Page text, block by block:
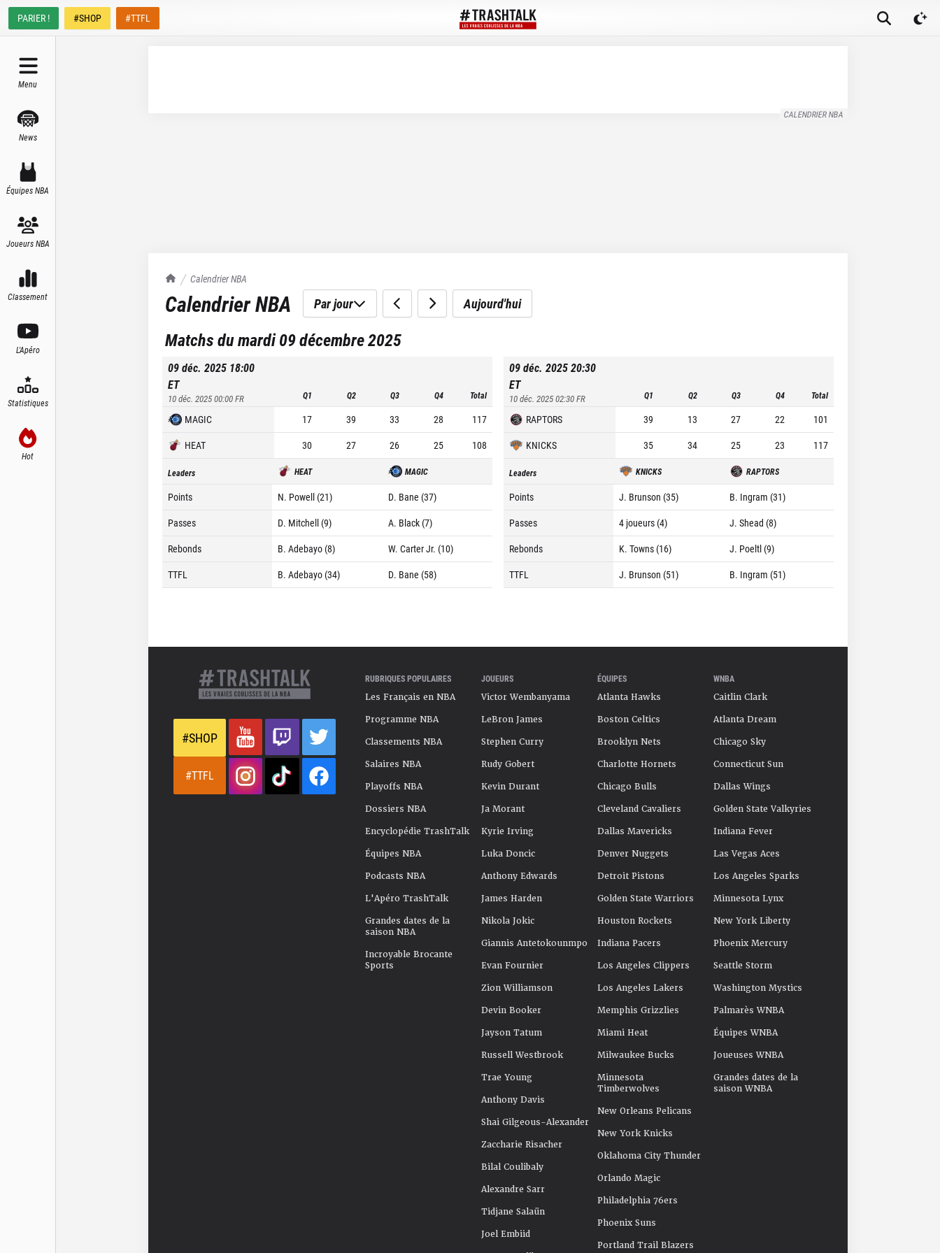
PARIER ! #SHOP #TTFL
Menu
News
Équipes NBA
Joueurs NBA
Classement
L'Apéro
Statistiques
Hot
CALENDRIER NBA
TrashTalk Actu NBA
Calendrier NBA
Calendrier NBA Par jour Aujourd'hui
Matchs du mardi 09 décembre 2025
09 déc. 2025 18:00
ET
10 déc. 2025 00:00FR Q1 Q2 Q3 Q4 Total
MAGIC 17 39 33 28
117
HEAT
30 27 26 25 108
Leaders HEAT MAGIC
Points N. Powell (21)
D. Bane (37)
Passes
D. Mitchell (9)
A. Black (7)
Rebonds
B. Adebayo (8)
W. Carter Jr. (10)
TTFL
B. Adebayo (34) D. Bane (58)
09 déc. 2025 20:30
ET
10 déc. 2025 02:30FR Q1 Q2 Q3 Q4 Total
RAPTORS 39 13 27 22
101
KNICKS
35 34 25 23 117
Leaders KNICKS RAPTORS
Points J. Brunson (35)
B. Ingram (31)
Passes
4 joueurs (4)
J. Shead (8)
Rebonds
K. Towns (16)
J. Poeltl (9)
TTFL
J. Brunson (51) B. Ingram (51)
#SHOP
#TTFL
RUBRIQUES POPULAIRES
Les Français en NBA
Programme NBA
Classements NBA
Salaires NBA
Playoffs NBA
Dossiers NBA
Encyclopédie TrashTalk
Équipes NBA
Podcasts NBA
L'Apéro TrashTalk
Grandes dates de la
saison NBA
Incroyable Brocante
Sports
JOUEURS
Victor Wembanyama
LeBron James
Stephen Curry
Rudy Gobert
Kevin Durant
Ja Morant
Kyrie Irving
Luka Doncic
Anthony Edwards
James Harden
Nikola Jokic
Giannis Antetokounmpo
Evan Fournier
Zion Williamson
Devin Booker
Jayson Tatum
Russell Westbrook
Trae Young
Anthony Davis
Shai Gilgeous-Alexander
Zaccharie Risacher
Bilal Coulibaly
Alexandre Sarr
Tidjane Salaün
Joel Embiid
ÉQUIPES
Atlanta Hawks
Boston Celtics
Brooklyn Nets
Charlotte Hornets
Chicago Bulls
Cleveland Cavaliers
Dallas Mavericks
Denver Nuggets
Detroit Pistons
Golden State Warriors
Houston Rockets
Indiana Pacers
Los Angeles Clippers
Los Angeles Lakers
Memphis Grizzlies
Miami Heat
Milwaukee Bucks
Minnesota
Timberwolves
New Orleans Pelicans
New York Knicks
Oklahoma City Thunder
Orlando Magic
Philadelphia 76ers
Phoenix Suns
Portland Trail Blazers
WNBA
Caitlin Clark
Atlanta Dream
Chicago Sky
Connecticut Sun
Dallas Wings
Golden State Valkyries
Indiana Fever
Las Vegas Aces
Los Angeles Sparks
Minnesota Lynx
New York Liberty
Phoenix Mercury
Seattle Storm
Washington Mystics
Palmarès WNBA
Équipes WNBA
Joueuses WNBA
Grandes dates de la
saison WNBA